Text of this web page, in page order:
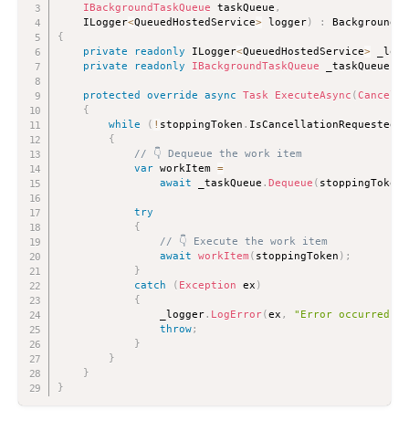
IBackgroundTaskQueue taskQueue ,
    ILogger
<QueuedHostedService> logger)
:
{
private
readonly ILogger<QueuedHostedService>
private
readonly IBackgroundTaskQueue _taskQueue
protected override async Task ExecuteAsync (
{
while
( ! stoppingToken . IsCancellationRequested
{
// 👇 Dequeue the work item
var workItem =
await _taskQueue . Dequeue ( stoppingToken
try
{
// 👇 Execute the work item
await
workItem ( stoppingToken ) ;
}
catch
( Exception ex )
{
                _logger
. LogError(ex ,
"Error occurred
throw;
}
}
}
}